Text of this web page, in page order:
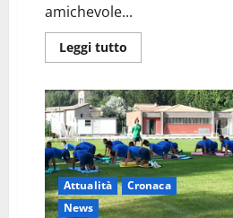
amichevole...
Leggi tutto
Attualità
Cronaca
News